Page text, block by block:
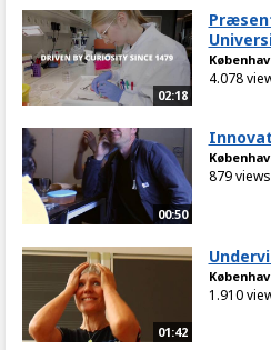
02:18
4.078
00:50
879 views
01:42
1.910